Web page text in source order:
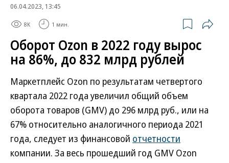
06.04.2023, 13:45
8K 1 мин.
Оборот Ozon в 2022 году вырос
на 86%, до 832 млрд рублей
Маркетплейс Ozon по результатам четвертого
квартала 2022 года увеличил общий объем
оборота товаров (GMV) до 296 млрд руб., или на
67% относительно аналогичного периода 2021
года, следует из финансовой отчетности
компании. За весь прошедший год GMV Ozon